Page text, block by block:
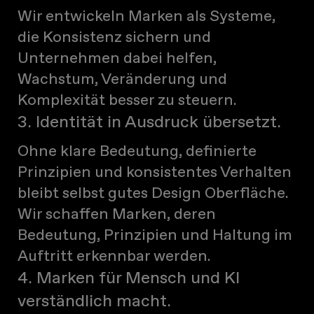
Wir entwickeln Marken als Systeme,
die Konsistenz sichern und
Unternehmen dabei helfen,
Wachstum, Veränderung und
Komplexität besser zu steuern.
3. Identität in Ausdruck übersetzt.
Ohne klare Bedeutung, definierte
Prinzipien und konsistentes Verhalten
bleibt selbst gutes Design Oberfläche.
Wir schaffen Marken, deren
Bedeutung, Prinzipien und Haltung im
Auftritt erkennbar werden.
4. Marken für Mensch und KI
verständlich macht.